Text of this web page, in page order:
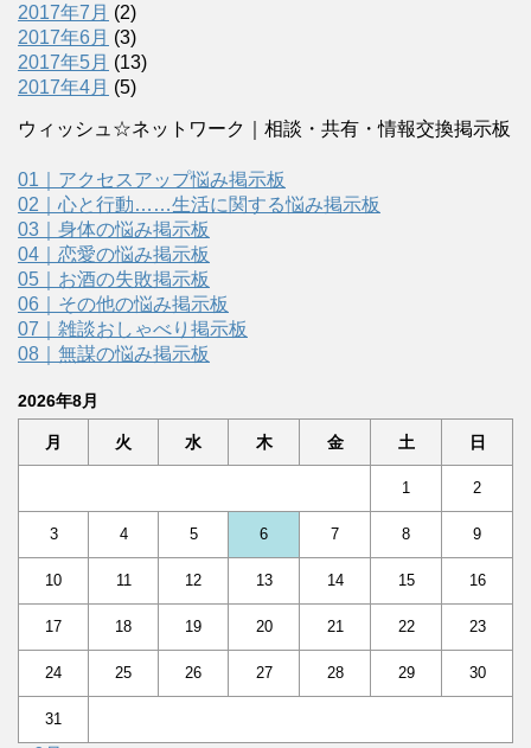
2017年7月 (2)
2017年6月 (3)
2017年5月 (13)
2017年4月 (5)
ウィッシュ☆ネットワーク｜相談・共有・情報交換掲示板
01｜アクセスアップ悩み掲示板
02｜心と行動……生活に関する悩み掲示板
03｜身体の悩み掲示板
04｜恋愛の悩み掲示板
05｜お酒の失敗掲示板
06｜その他の悩み掲示板
07｜雑談おしゃべり掲示板
08｜無謀の悩み掲示板
2026年8月
月 火 水 木 金 土 日
1 2
3 4 5 6 7 8 9
10 11 12 13 14 15 16
17 18 19 20 21 22 23
24 25 26 27 28 29 30
31